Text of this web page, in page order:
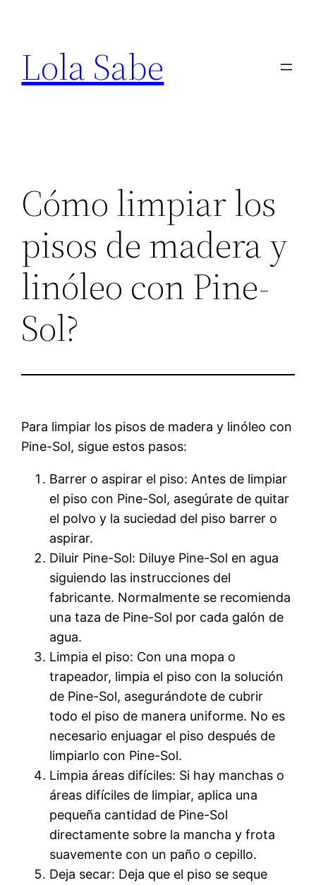
contenido
Lola Sabe
Cómo limpiar los
pisos de madera y
linóleo con Pine-
Sol?
Para limpiar los pisos de madera y linóleo con
Pine-Sol, sigue estos pasos:
Barrer o aspirar el piso: Antes de limpiar
el piso con Pine-Sol, asegúrate de quitar
el polvo y la suciedad del piso barrer o
aspirar.
Diluir Pine-Sol: Diluye Pine-Sol en agua
siguiendo las instrucciones del
fabricante. Normalmente se recomienda
una taza de Pine-Sol por cada galón de
agua.
Limpia el piso: Con una mopa o
trapeador, limpia el piso con la solución
de Pine-Sol, asegurándote de cubrir
todo el piso de manera uniforme. No es
necesario enjuagar el piso después de
limpiarlo con Pine-Sol.
Limpia áreas difíciles: Si hay manchas o
áreas difíciles de limpiar, aplica una
pequeña cantidad de Pine-Sol
directamente sobre la mancha y frota
suavemente con un paño o cepillo.
Deja secar: Deja que el piso se seque